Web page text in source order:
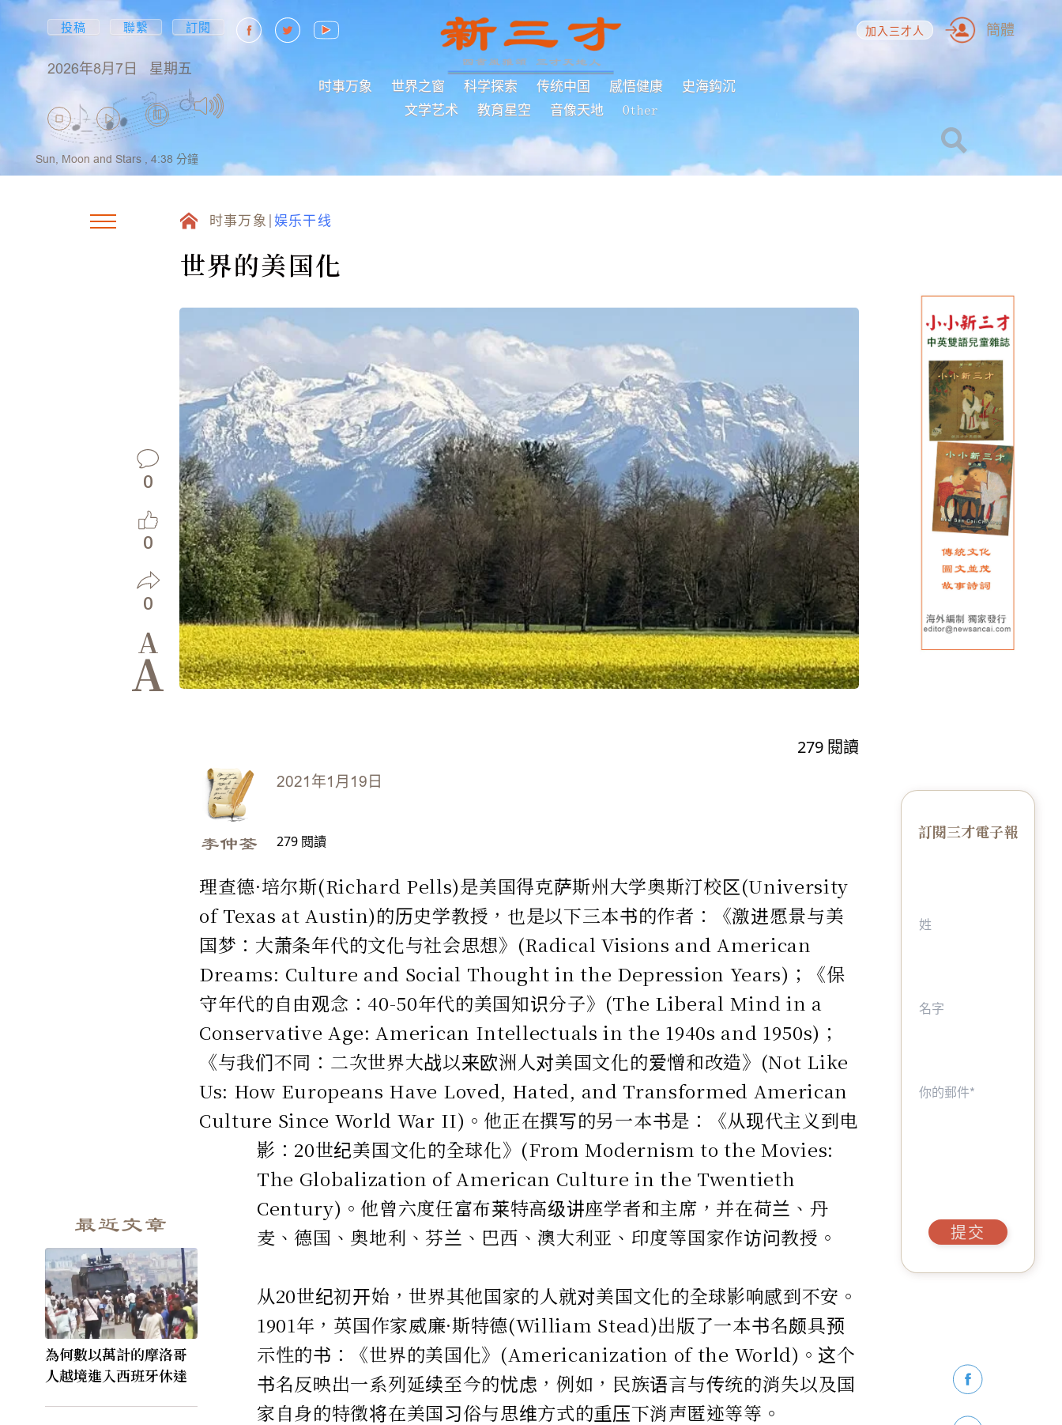
投稿 聯繫 訂閱
2026年8月7日 星期五
时事万象 世界之窗 科学探索 传统中国 感悟健康
史海鈎沉
文学艺术
教育星空 音像天地 Other
加入三才人 簡體
Sun, Moon and Stars , 4:38 分鐘
时事万象 娱乐干线
世界的美国化
0
0
0
A
A
279 閱讀
最近文章
為何數以萬計的摩洛哥
人越境進入西班牙休達
2021年1月19日
李仲荃 279 閱讀
理查德·培尔斯(Richard Pells)是美国得克萨斯州大学奥斯汀校区(University
of Texas at Austin)的历史学教授，也是以下三本书的作者：《激进愿景与美
国梦：大萧条年代的文化与社会思想》(Radical Visions and American
Dreams: Culture and Social Thought in the Depression Years)；《保
守年代的自由观念：40-50年代的美国知识分子》(The Liberal Mind in a
Conservative Age: American Intellectuals in the 1940s and 1950s)；
《与我们不同：二次世界大战以来欧洲人对美国文化的爱憎和改造》(Not Like
Us: How Europeans Have Loved, Hated, and Transformed American
Culture Since World War II)。他正在撰写的另一本书是：《从现代主义到电
影：20世纪美国文化的全球化》(From Modernism to the Movies:
The Globalization of American Culture in the Twentieth
Century)。他曾六度任富布莱特高级讲座学者和主席，并在荷兰、丹
麦、德国、奥地利、芬兰、巴西、澳大利亚、印度等国家作访问教授。
从20世纪初开始，世界其他国家的人就对美国文化的全球影响感到不安。
1901年，英国作家威廉·斯特德(William Stead)出版了一本书名颇具预
示性的书：《世界的美国化》(Americanization of the World)。这个
书名反映出一系列延续至今的忧虑，例如，民族语言与传统的消失以及国
家自身的特徵将在美国习俗与思维方式的重压下消声匿迹等等。
訂閱三才電子報
提交